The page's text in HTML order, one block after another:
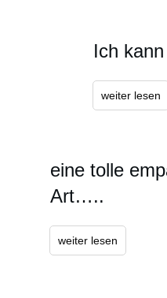
Ich
weiter lesen
eine tolle
Art…..
weiter lesen